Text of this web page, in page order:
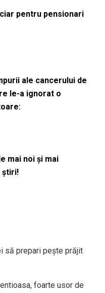
pentru pensionari
ale cancerului de
le-a ignorat o
mai noi și mai
știri!
să prepari pește prăjit
foarte usor de